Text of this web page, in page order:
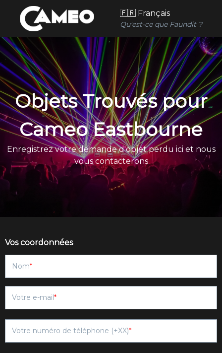
🇫🇷 Français
Qu'est-ce que Faundit ?
Objets Trouvés pour
Cameo Eastbourne
Enregistrez votre demande d'objet perdu ici et nous
vous contacterons
Vos coordonnées
Nom
Votre e-mail
Votre numéro de téléphone (+XX)